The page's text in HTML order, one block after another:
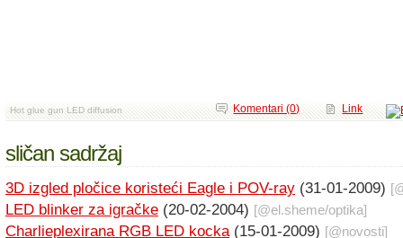
Hot glue gun LED diffusion Link
Komentari (0)
sličan sadržaj
3D izgled pločice koristeći Eagle i POV-ray (31-01-2009)
LED blinker za igračke (20-02-2004) [@el.sheme/optika]
Charlieplexirana RGB LED kocka(15-01-2009) [@novosti]